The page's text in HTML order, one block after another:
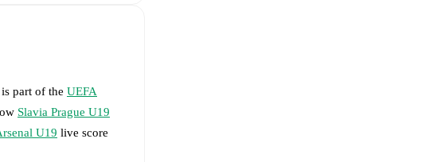
part of the UEFA
Slavia Prague U19
U19 live score